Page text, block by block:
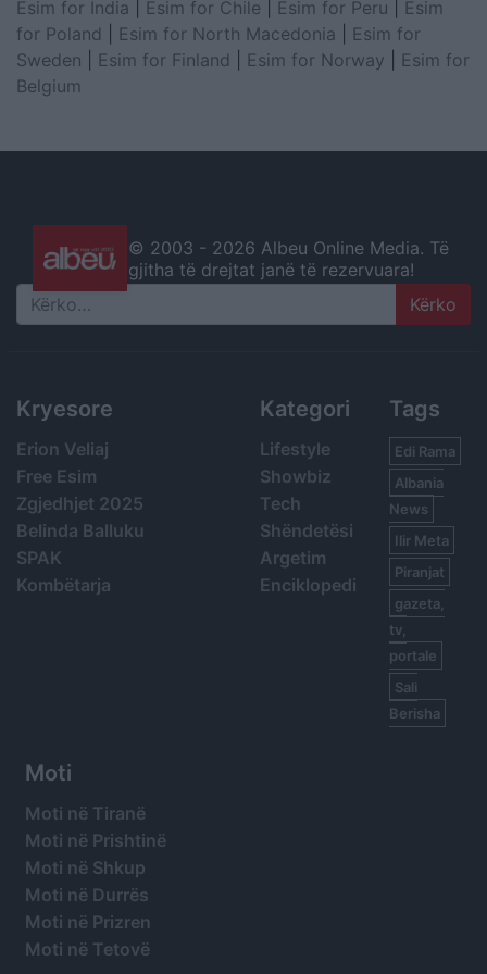
Esim for India
Esim for Chile Esim for Peru
Esim
for Poland
Esim for North Macedonia
Esim for
Sweden
Esim for Finland Esim for Norway
Esim for
Belgium
© 2003 - 2026 Albeu Online Media. Të
gjitha të drejtat janë të rezervuara!
Search
Kryesore
Erion Veliaj
Free Esim
Zgjedhjet 2025
Belinda Balluku
SPAK
Kombëtarja
Kategori
Lifestyle
Showbiz
Tech
Shëndetësi
Argetim
Enciklopedi
Tags
Edi Rama
Albania
News
Ilir Meta
Piranjat
gazeta,
tv,
portale
Sali
Berisha
Moti
Moti në Tiranë
Moti në Prishtinë
Moti në Shkup
Moti në Durrës
Moti në Prizren
Moti në Tetovë